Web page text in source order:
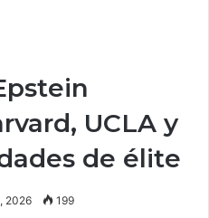
UCLA y
de élite
2026 199